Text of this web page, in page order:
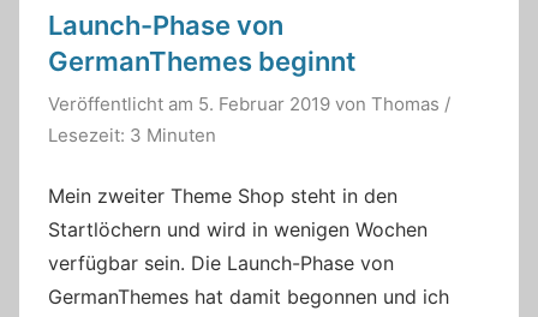
Launch-Phase von
GermanThemes beginnt
Veröffentlicht am 5. Februar 2019 von Thomas /
Lesezeit: 3 Minuten
Mein zweiter Theme Shop steht in den
Startlöchern und wird in wenigen Wochen
verfügbar sein. Die Launch-Phase von
GermanThemes hat damit begonnen und ich